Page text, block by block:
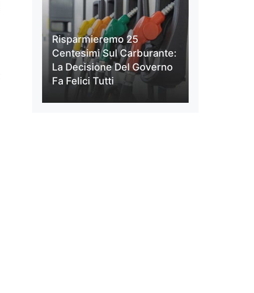
Risparmieremo 25
Centesimi Sul Carburante:
La Decisione Del Governo
Fa Felici Tutti